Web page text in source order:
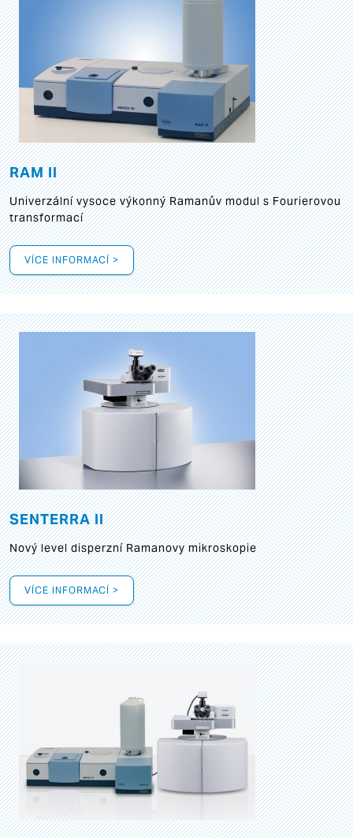
RAM II
Univerzální vysoce výkonný Ramanův modul s Fourierovou
transformací
VÍCE INFORMACÍ >
SENTERRA II
Nový level disperzní Ramanovy mikroskopie
VÍCE INFORMACÍ >